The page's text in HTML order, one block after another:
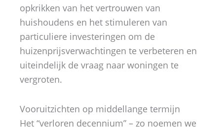
opkrikken van het vertrouwen van
huishoudens en het stimuleren van
particuliere investeringen om de
huizenprijsverwachtingen te verbeteren en
uiteindelijk de vraag naar woningen te
vergroten.
Vooruitzichten op middellange termijn
Het “verloren decennium” – zo noemen we